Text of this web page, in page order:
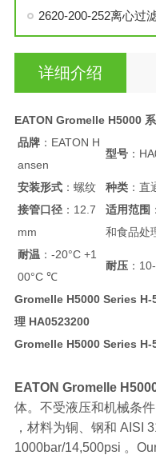
2620-200-252离心过
详细介绍
EATON Gromelle H5000
品牌：EATON H
ansen
型号：
安装形式：螺纹 种类：直
接管口径：12.7
mm
适用范围
和食品处
耐温 ：-20°C +1
00°C ℃
耐压：
Gromelle H5000 Series H-
理 HA0523200
Gromelle H5000 Series H-
EATON Gromelle
体。不受液压和机械条
，材料为铜、钢和 AISI
1000bar/14,500psi 。